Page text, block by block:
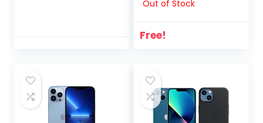
Out of Stock
Free!